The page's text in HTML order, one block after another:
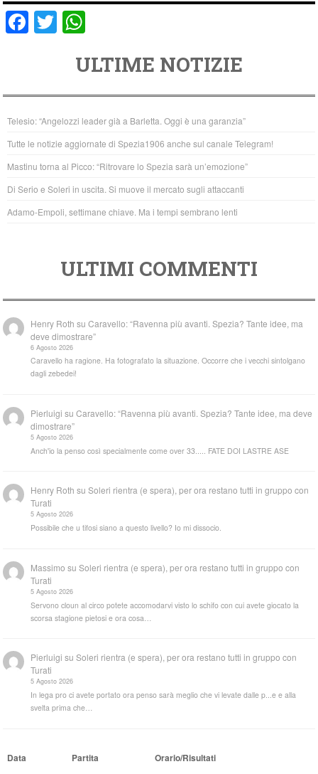
F
e
b
o
o
k
T
er
at
s
A
p
p
ULTIME NOTIZIE
Telesio: “Angelozzi leader già a Barletta. Oggi è una garanzia”
Tutte le notizie aggiornate di Spezia1906 anche sul canale Telegram!
Mastinu torna al Picco: “Ritrovare lo Spezia sarà un’emozione”
Di Serio e Soleri in uscita. Si muove il mercato sugli attaccanti
Adamo-Empoli, settimane chiave. Ma i tempi sembrano lenti
ULTIMI COMMENTI
Henry Roth suCaravello: “Ravenna più avanti. Spezia? Tante idee, ma
deve dimostrare”
6 Agosto 2026
Caravello ha ragione. Ha fotografato la situazione. Occorre che i vecchi sintolgano
dagli zebedei!
Pierluigi suCaravello: “Ravenna più avanti. Spezia? Tante idee, ma deve
dimostrare”
5 Agosto 2026
Anch'io la penso così specialmente come over 33..... FATE DOI LASTRE ASE
Henry Roth suSoleri rientra (e spera), per ora restano tutti in gruppo con
Turati
5 Agosto 2026
Possibile che u tifosi siano a questo livello? Io mi dissocio.
Massimo suSoleri rientra (e spera), per ora restano tutti in gruppo con
Turati
5 Agosto 2026
Servono cloun al circo potete accomodarvi visto lo schifo con cui avete giocato la
scorsa stagione pietosi e ora cosa…
Pierluigi suSoleri rientra (e spera), per ora restano tutti in gruppo con
Turati
5 Agosto 2026
In lega pro ci avete portato ora penso sarà meglio che vi levate dalle p...e e alla
svelta prima che…
Data Partita Orario/Risultati